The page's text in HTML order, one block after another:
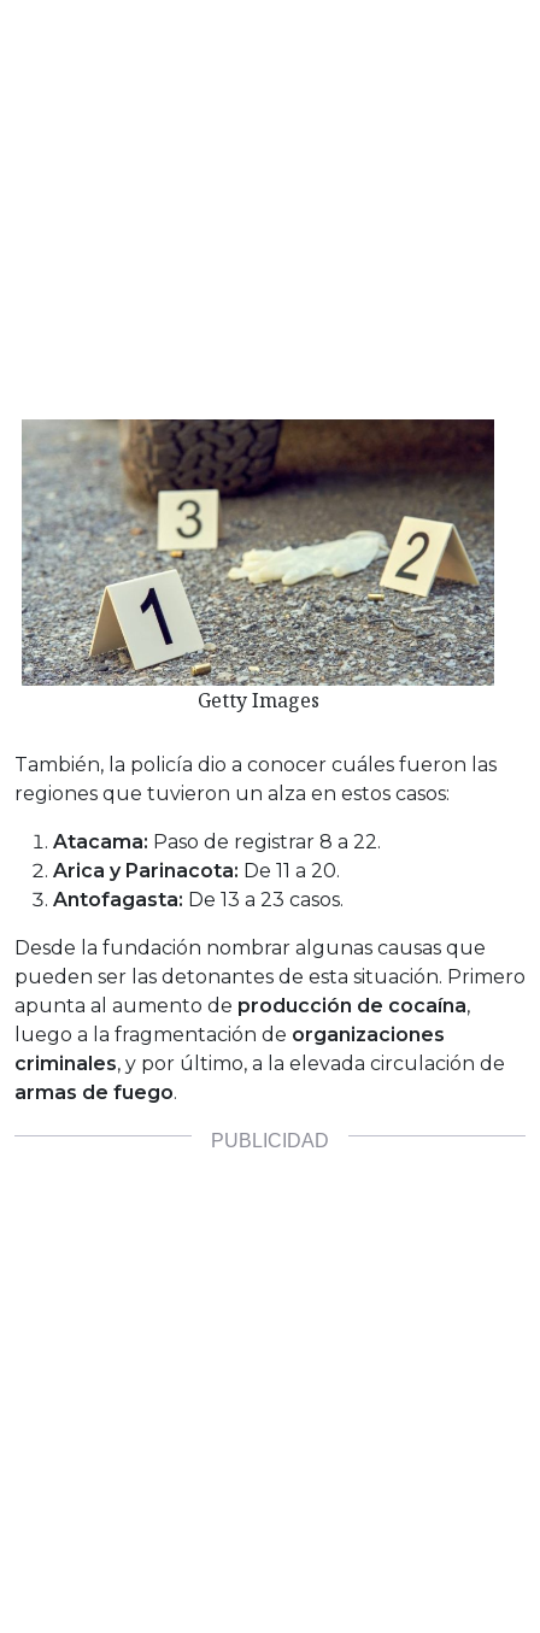
Getty Images
También, la policía dio a conocer cuáles fueron las
regiones que tuvieron un alza en estos casos:
Atacama: Paso de registrar 8 a 22.
Arica y Parinacota: De 11 a 20.
Antofagasta: De 13 a 23 casos.
Desde la fundación nombrar algunas causas que
pueden ser las detonantes de esta situación. Primero
apunta al aumento de producción de cocaína,
luego a la fragmentación de organizaciones
criminales, y por último, a la elevada circulación de
armas de fuego.